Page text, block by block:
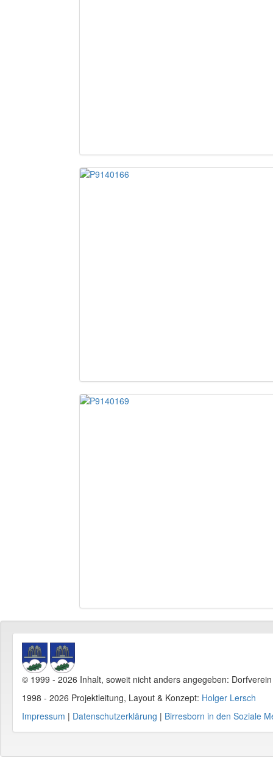
© 1999 - 2026 Inhalt, soweit nicht anders angegeben:
1998 - 2026 Projektleitung, Layout & Konzept: Holger Lersch
Impressum | Datenschutzerklärung | Birresborn in den Soziale